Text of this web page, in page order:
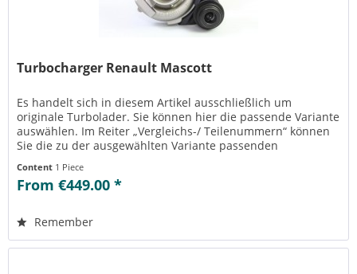
Turbocharger Renault Mascott
Es handelt sich in diesem Artikel ausschließlich um
originale Turbolader. Sie können hier die passende Variante
auswählen. Im Reiter „Vergleichs-/ Teilenummern“ können
Sie die zu der ausgewählten Variante passenden
Content 1 Piece
From €449.00 *
Remember